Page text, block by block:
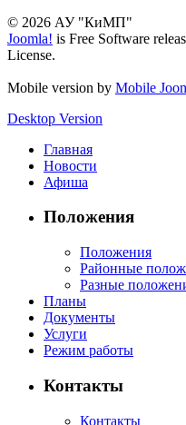
© 2026 АУ "КиМП"
Joomla! is Free Software
License.
Mobile version by Mobile
Desktop Version
Главная
Новости
Афиша
Положения
Положения
Районные
Разные
Планы
Документы
Услуги
Режим работы
Контакты
Контакты